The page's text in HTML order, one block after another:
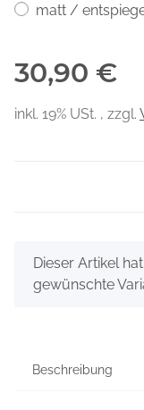
matt /
30,90 €
inkl. 19% USt. , zzgl.
x
Dieser Artikel
gewünschte
Beschreibung